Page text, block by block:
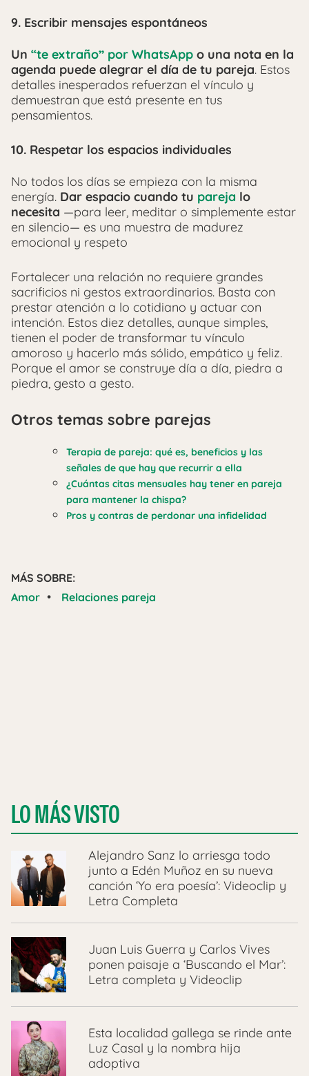
9. Escribir mensajes espontáneos
Un “te extraño” por WhatsApp o una nota en la
agenda puede alegrar el día de tu pareja. Estos
detalles inesperados refuerzan el vínculo y
demuestran que está presente en tus
pensamientos.
10. Respetar los espacios individuales
No todos los días se empieza con la misma
energía. Dar espacio cuando tu pareja lo
necesita —para leer, meditar o simplemente estar
en silencio— es una muestra de madurez
emocional y respeto
Fortalecer una relación no requiere grandes
sacrificios ni gestos extraordinarios. Basta con
prestar atención a lo cotidiano y actuar con
intención. Estos diez detalles, aunque simples,
tienen el poder de transformar tu vínculo
amoroso y hacerlo más sólido, empático y feliz.
Porque el amor se construye día a día, piedra a
piedra, gesto a gesto.
Otros temas sobre parejas
Terapia de pareja: qué es, beneficios y las
señales de que hay que recurrir a ella
¿Cuántas citas mensuales hay tener en pareja
para mantener la chispa?
Pros y contras de perdonar una infidelidad
MÁS SOBRE:
Amor • Relaciones pareja
LO MÁS VISTO
Alejandro Sanz lo arriesga todo
junto a Edén Muñoz en su nueva
canción ‘Yo era poesía’: Videoclip y
Letra Completa
Juan Luis Guerra y Carlos Vives
ponen paisaje a ‘Buscando el Mar’:
Letra completa y Videoclip
Esta localidad gallega se rinde ante
Luz Casal y la nombra hija
adoptiva